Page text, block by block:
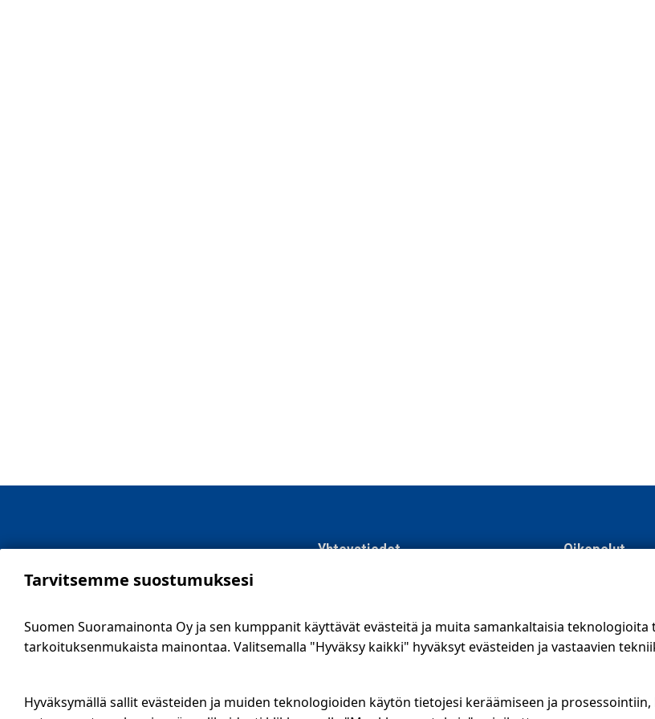
Yhteystiedot
09 561 56 400
info@ssm.fi
Ilmoituskanava
Oikopolut
Hae töitä
Blogi
Tarvitsemme suostumuksesi
Suomen Suoramainonta Oy ja sen kumppanit käyttävät evästeitä ja muita samankaltaisia
tarkoituksenmukaista mainontaa. Valitsemalla "Hyväksy kaikki" hyväksyt evästeiden ja vastaavien
Hyväksymällä sallit evästeiden ja muiden teknologioiden käytön tietojesi keräämiseen ja